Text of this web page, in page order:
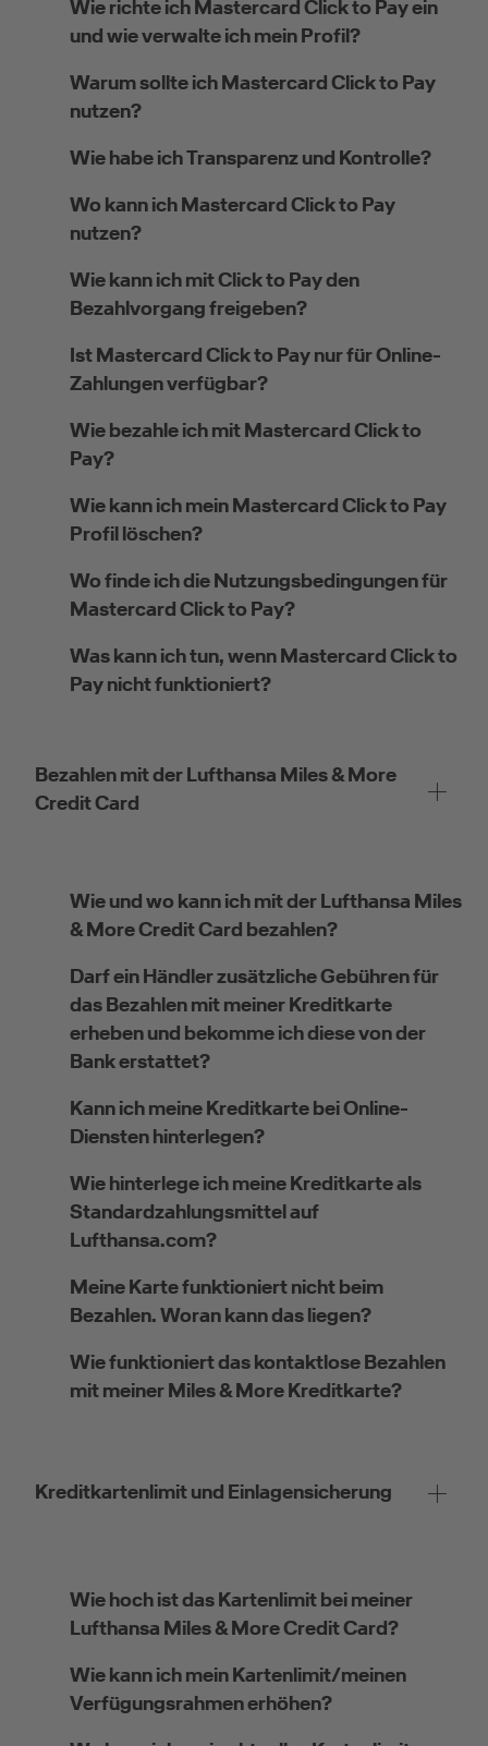
Wie richte ich Mastercard Click to Pay ein
und wie verwalte ich mein Profil?
Warum sollte ich Mastercard Click to Pay
nutzen?
Wie habe ich Transparenz und Kontrolle?
Wo kann ich Mastercard Click to Pay
nutzen?
Wie kann ich mit Click to Pay den
Bezahlvorgang freigeben?
Ist Mastercard Click to Pay nur für Online-
Zahlungen verfügbar?
Wie bezahle ich mit Mastercard Click to
Pay?
Wie kann ich mein Mastercard Click to Pay
Profil löschen?
Wo finde ich die Nutzungsbedingungen für
Mastercard Click to Pay?
Was kann ich tun, wenn Mastercard Click to
Pay nicht funktioniert?
Bezahlen mit der Lufthansa Miles & More
Credit Card
Wie und wo kann ich mit der Lufthansa Miles
& More Credit Card bezahlen?
Darf ein Händler zusätzliche Gebühren für
das Bezahlen mit meiner Kreditkarte
erheben und bekomme ich diese von der
Bank erstattet?
Kann ich meine Kreditkarte bei Online-
Diensten hinterlegen?
Wie hinterlege ich meine Kreditkarte als
Standardzahlungsmittel auf
Lufthansa.com?
Meine Karte funktioniert nicht beim
Bezahlen. Woran kann das liegen?
Wie funktioniert das kontaktlose Bezahlen
mit meiner Miles & More Kreditkarte?
Kreditkartenlimit und Einlagensicherung
Wie hoch ist das Kartenlimit bei meiner
Lufthansa Miles & More Credit Card?
Wie kann ich mein Kartenlimit/meinen
Verfügungsrahmen erhöhen?